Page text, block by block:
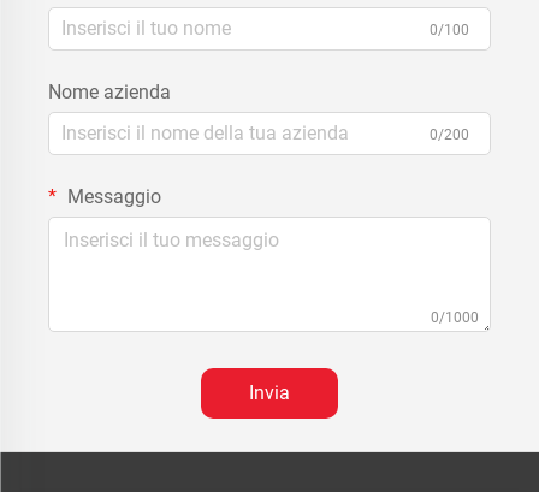
0/100
Nome azienda
0/200
Messaggio
0/1000
Invia